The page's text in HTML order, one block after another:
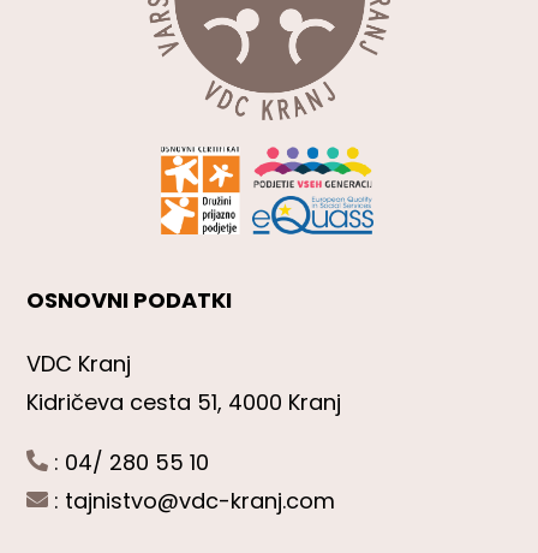
OSNOVNI PODATKI
VDC Kranj
Kidričeva cesta 51, 4000 Kranj
: 04/ 280 55 10
: tajnistvo@vdc-kranj.com